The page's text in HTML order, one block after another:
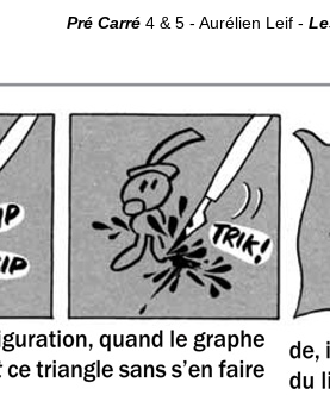
Pré Carré 4 & 5 - Aurélien Leif -